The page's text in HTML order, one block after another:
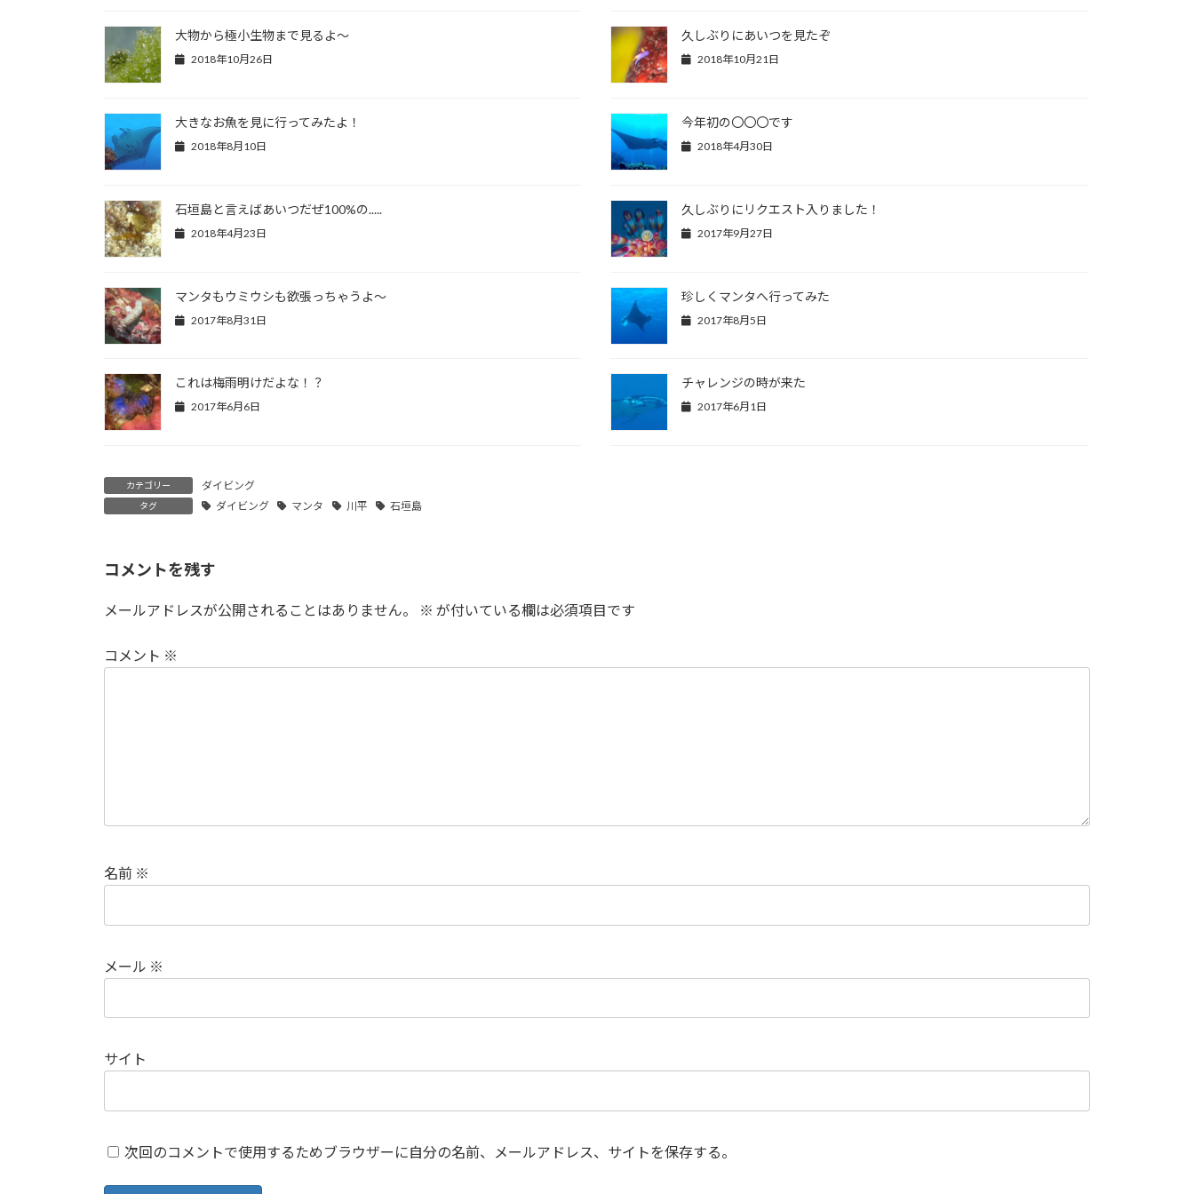
大物から極小生物まで見るよ～
2018年10月26日
久しぶりにあいつを見たぞ
2018年10月21日
大きなお魚を見に行ってみたよ！
2018年8月10日
今年初の〇〇〇です
2018年4月30日
石垣島と言えばあいつだぜ100%の.....
2018年4月23日
久しぶりにリクエスト入りました！
2017年9月27日
マンタもウミウシも欲張っちゃうよ～
2017年8月31日
珍しくマンタへ行ってみた
2017年8月5日
これは梅雨明けだよな！？
2017年6月6日
チャレンジの時が来た
2017年6月1日
カテゴリー ダイビング
タグ ダイビング マンタ 川平 石垣島
コメントを残す
メールアドレスが公開されることはありません。 ※ が付いている欄は必須項目です
コメント ※
名前 ※
メール ※
サイト
次回のコメントで使用するためブラウザーに自分の名前、メールアドレス、サイトを保存する。